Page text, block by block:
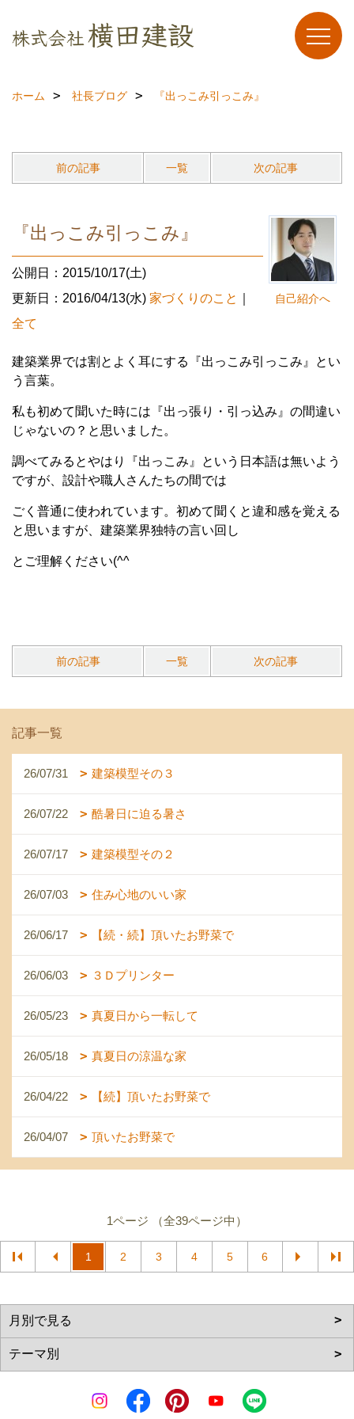
ホーム 社長ブログ 『出っこみ引っこみ』
前の記事 一覧 次の記事
自己紹介へ
『出っこみ引っこみ』
公開日：2015/10/17(土)
更新日：2016/04/13(水) 家づくりのこと
全て
建築業界では割とよく耳にする『出っこみ引っこみ』とい
う言葉。
私も初めて聞いた時には『出っ張り・引っ込み』の間違い
じゃないの？と思いました。
調べてみるとやはり『出っこみ』という日本語は無いよう
ですが、設計や職人さんたちの間では
ごく普通に使われています。初めて聞くと違和感を覚える
と思いますが、建築業界独特の言い回し
とご理解ください(^^
前の記事 一覧 次の記事
記事一覧
26/07/31 建築模型その３
26/07/22 酷暑日に迫る暑さ
26/07/17 建築模型その２
26/07/03 住み心地のいい家
26/06/17 【続・続】頂いたお野菜で
26/06/03 ３Ｄプリンター
26/05/23 真夏日から一転して
26/05/18 真夏日の涼温な家
26/04/22 【続】頂いたお野菜で
26/04/07 頂いたお野菜で
1ページ （全39ページ中）
1 2 3 4 5 6